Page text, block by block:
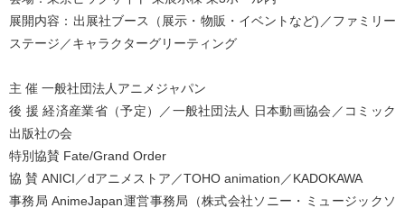
展開内容：出展社ブース（展示・物販・イベントなど)／ファミリー
ステージ／キャラクターグリーティング
主 催 一般社団法人アニメジャパン
後 援 経済産業省（予定）／一般社団法人 日本動画協会／コミック
出版社の会
特別協賛 Fate/Grand Order
協 賛 ANICI／dアニメストア／TOHO animation／KADOKAWA
事務局 AnimeJapan運営事務局（株式会社ソニー・ミュージックソ